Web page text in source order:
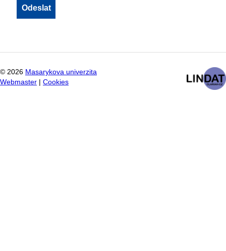
© 2026 Masarykova univerzita
Webmaster
Cookies